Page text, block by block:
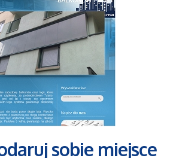
Promocyjne
Reklamowe
Materiały Reklamowe
Ćwiczenia
Integracyjne
sobie miejsce